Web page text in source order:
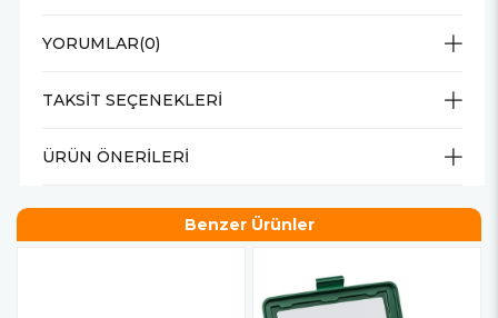
YORUMLAR(0)
TAKSIT SEÇENEKLERI
ÜRÜN ÖNERILERI
Benzer Ürünler